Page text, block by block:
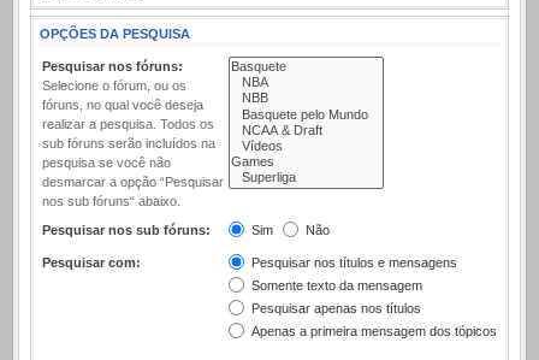
OPÇÕES DA PESQUISA
Pesquisar nos fóruns:
Selecione o fórum, ou os
fóruns, no qual você deseja
realizar a pesquisa. Todos os
sub fóruns serão incluídos na
pesquisa se você não
desmarcar a opção “Pesquisar
nos sub fóruns“ abaixo.
Pesquisar nos sub fóruns:
Sim Não
Pesquisar com:
Pesquisar nos títulos e mensagens
Somente texto da mensagem
Pesquisar apenas nos títulos
Apenas a primeira mensagem dos tópicos